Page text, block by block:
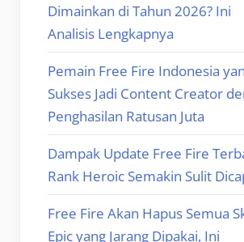
Dimainkan di Tahun 2026? Ini
Analisis Lengkapnya
Pemain Free Fire Indonesia
Sukses Jadi Content Creator
Penghasilan Ratusan Juta
Dampak Update Free Fire
Rank Heroic Semakin Sulit
Free Fire Akan Hapus Semua
Epic yang Jarang Dipakai, Ini